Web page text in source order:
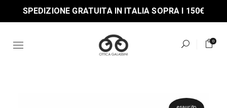
the
SPEDIZIONE GRATUITA IN ITALIA SOPRA I 150€
0